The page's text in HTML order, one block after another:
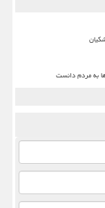
به مردم دانست